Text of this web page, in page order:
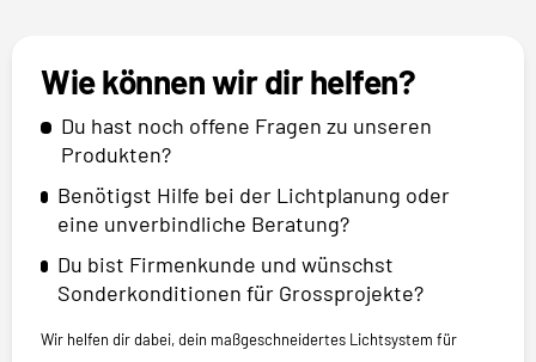
Wie können wir dir helfen?
Du hast noch offene Fragen zu unseren
Produkten?
Benötigst Hilfe bei der Lichtplanung oder
eine unverbindliche Beratung?
Du bist Firmenkunde und wünschst
Sonderkonditionen für Grossprojekte?
Wir helfen dir dabei, dein maßgeschneidertes Lichtsystem für